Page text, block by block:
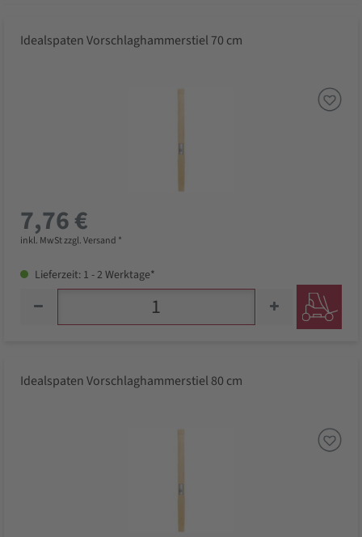
Idealspaten Vorschlaghammerstiel 70 cm
7,76 €
inkl. MwSt zzgl. Versand *
Lieferzeit: 1 - 2 Werktage*
Idealspaten Vorschlaghammerstiel 80 cm